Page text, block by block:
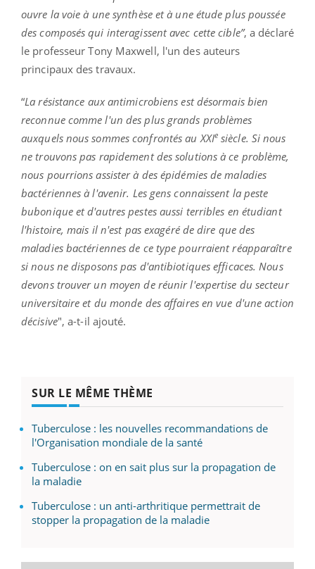
ouvre la voie à une synthèse et à une étude plus poussée
des composés qui interagissent avec cette cible”, a déclaré
le professeur Tony Maxwell, l'un des auteurs
principaux des travaux.
“La résistance aux antimicrobiens est désormais bien
reconnue comme l'un des plus grands problèmes
auxquels nous sommes confrontés au XXIesiècle. Si nous
ne trouvons pas rapidement des solutions à ce problème,
nous pourrions assister à des épidémies de maladies
bactériennes à l'avenir. Les gens connaissent la peste
bubonique et d'autres pestes aussi terribles en étudiant
l'histoire, mais il n'est pas exagéré de dire que des
maladies bactériennes de ce type pourraient réapparaître
si nous ne disposons pas d'antibiotiques efficaces. Nous
devons trouver un moyen de réunir l'expertise du secteur
universitaire et du monde des affaires en vue d'une action
décisive", a-t-il ajouté.
SUR LE MÊME THÈME
Tuberculose : les nouvelles recommandations de
l'Organisation mondiale de la santé
Tuberculose : on en sait plus sur la propagation de
la maladie
Tuberculose : un anti-arthritique permettrait de
stopper la propagation de la maladie